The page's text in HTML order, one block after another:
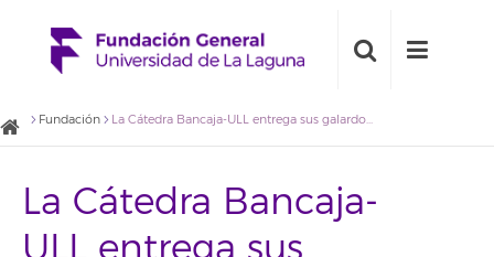
Fundación La Cátedra Bancaja-ULL entrega sus galardones a proyectos de emprendeduría social y jóvenes empresarios
La Cátedra Bancaja-